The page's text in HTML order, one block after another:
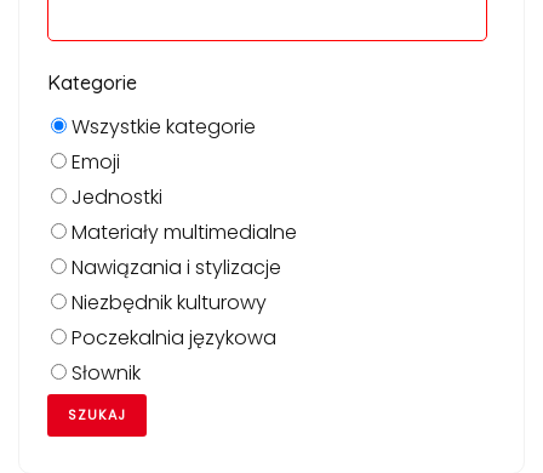
Kategorie
Wszystkie kategorie
Emoji
Jednostki
Materiały multimedialne
Nawiązania i stylizacje
Niezbędnik kulturowy
Poczekalnia językowa
Słownik